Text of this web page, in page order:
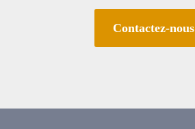
Contactez-nous